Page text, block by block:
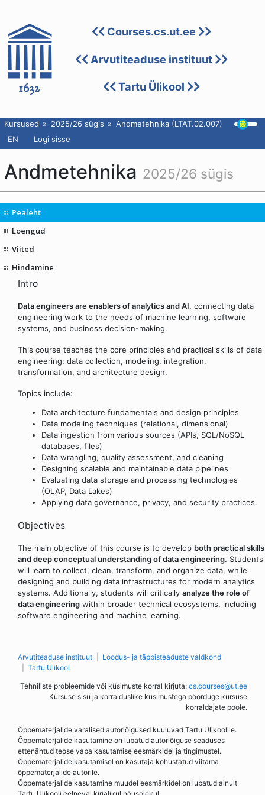
Courses.cs.ut.ee
Arvutiteaduse instituut
Tartu Ülikool
Kursused 2025/26 sügis
Andmetehnika (LTAT.02.007)
EN
Logi sisse
Andmetehnika 2025/26 sügis
Pealeht
Loengud
Viited
Hindamine
Intro
Data engineers are enablers of analytics and AI, connecting data
engineering work to the needs of machine learning, software
systems, and business decision-making.
This course teaches the core principles and practical skills of data
engineering: data collection, modeling, integration,
transformation, and architecture design.
Topics include:
Data architecture fundamentals and design principles
Data modeling techniques (relational, dimensional)
Data ingestion from various sources (APIs, SQL/NoSQL
databases, files)
Data wrangling, quality assessment, and cleaning
Designing scalable and maintainable data pipelines
Evaluating data storage and processing technologies
(OLAP, Data Lakes)
Applying data governance, privacy, and security practices.
Objectives
The main objective of this course is to develop both practical skills
and deep conceptual understanding of data engineering. Students
will learn to collect, clean, transform, and organize data, while
designing and building data infrastructures for modern analytics
systems. Additionally, students will critically analyze the role of
data engineering within broader technical ecosystems, including
software engineering and machine learning.
Arvutiteaduse instituut
Loodus- ja täppisteaduste valdkond
Tartu Ülikool
Tehniliste probleemide või küsimuste korral kirjuta: cs.courses@ut.ee
Kursuse sisu ja korralduslike küsimustega pöörduge kursuse
korraldajate poole.
Õppematerjalide varalised autoriõigused kuuluvad Tartu Ülikoolile.
Õppematerjalide kasutamine on lubatud autoriõiguse seaduses
ettenähtud teose vaba kasutamise eesmärkidel ja tingimustel.
Õppematerjalide kasutamisel on kasutaja kohustatud viitama
õppematerjalide autorile.
Õppematerjalide kasutamine muudel eesmärkidel on lubatud ainult